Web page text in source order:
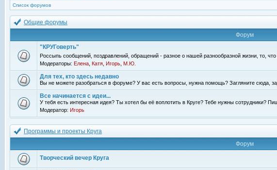
Список форумов
Общие форумы
Форум
"КРУГоверть"
Россыпь сообщений, поздравлений, обращений - разное о нашей разнообразной жизни, то,
Модераторы: Елена Катя Игорь М.Ю.
Для тех, кто здесь недавно
Вы не можете разобраться в форуме? У вас есть вопросы, нужна помощь? Загляните сюда,
Все начинается с идеи...
У тебя есть интересная идея? Ты хотел бы её воплотить в Круге? Тебе нужны сотрудники?
Модератор: Игорь
Программы и проекты Круга
Форум
Творческий вечер Круга